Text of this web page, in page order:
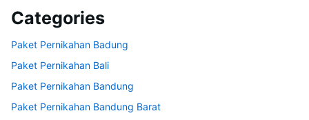
Categories
Paket Pernikahan Badung
Paket Pernikahan Bali
Paket Pernikahan Bandung
Paket Pernikahan Bandung Barat